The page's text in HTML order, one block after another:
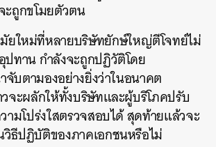
ะถูกขโมยตัวตน
ยใหม่ที่หลายบริษัทยักษ์ใหญ่ตีโจทย์ไม่
ปทาน กำลังจะถูกปฏิวัติโดย
จับตามองอย่างยิ่งว่าในอนาคต
วจะผลักให้ทั้งบริษัทและผู้บริโภคปรับ
ามโปร่งใสตรวจสอบได้ สุดท้ายแล้วจะ
วิธีปฏิบัติของภาคเอกชนหรือไม่